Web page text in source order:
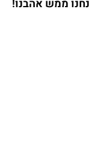
בפני קסמו
ממש אהבנו!